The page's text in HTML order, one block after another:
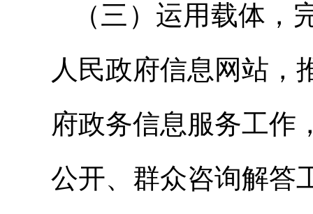
（三）运用载体，
人民政府信息网站，
府政务信息服务工作
公开、群众咨询解答